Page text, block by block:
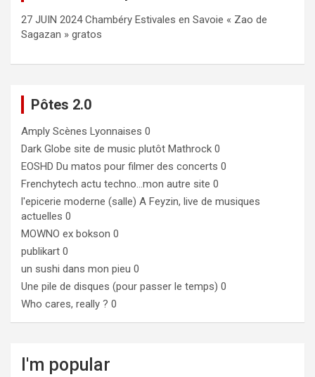
27 JUIN 2024 Chambéry Estivales en Savoie « Zao de
Sagazan » gratos
Pôtes 2.0
Amply Scènes Lyonnaises 0
Dark Globe site de music plutôt Mathrock 0
EOSHD Du matos pour filmer des concerts 0
Frenchytech actu techno…mon autre site 0
l'epicerie moderne (salle) A Feyzin, live de musiques
actuelles 0
MOWNO ex bokson 0
publikart 0
un sushi dans mon pieu 0
Une pile de disques (pour passer le temps) 0
Who cares, really ? 0
I'm popular